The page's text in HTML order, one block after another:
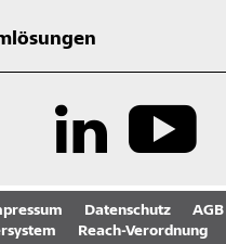
Datenschutz
AGB
Reach-Verordnung